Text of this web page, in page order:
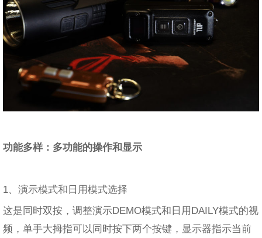
功能多样：多功能的操作和显示
1、演示模式和日用模式选择
这是同时双按，调整演示DEMO模式和日用DAILY模式的视
频，单手大拇指可以同时按下两个按键，显示器指示当前